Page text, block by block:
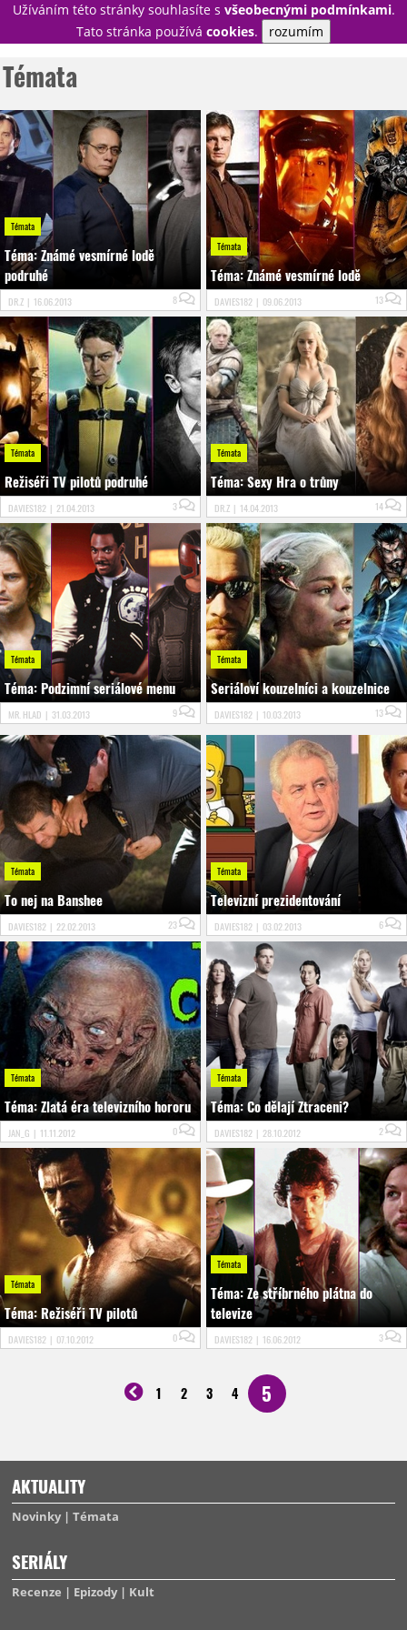
Užíváním této stránky souhlasíte s všeobecnými podmínkami.
Tato stránka používá cookies. rozumím
PŘIHLÁSIT
NOVINKY
TÉMATA
RECENZE
EPIZODY
KULT
TRAILERY
GALERIE
DISKUZE
STATISTIKY
TIRÁŽ
Témata
Témata
Téma: Známé vesmírné lodě
podruhé
DR.Z | 16.06.2013 8
Témata
Téma: Známé vesmírné lodě
DAVIES182 | 09.06.2013 13
Témata
Režiséři TV pilotů podruhé
DAVIES182 | 21.04.2013 3
Témata
Téma: Sexy Hra o trůny
DR.Z | 14.04.2013 14
Témata
Téma: Podzimní seriálové menu
MR. HLAD | 31.03.2013 9
Témata
Seriáloví kouzelníci a kouzelnice
DAVIES182 | 10.03.2013 13
Témata
To nej na Banshee
DAVIES182 | 22.02.2013 23
Témata
Televizní prezidentování
DAVIES182 | 03.02.2013 6
Témata
Téma: Zlatá éra televizního hororu
JAN_G | 11.11.2012 0
Témata
Téma: Co dělají Ztraceni?
DAVIES182 | 28.10.2012 2
Témata
Téma: Režiséři TV pilotů
DAVIES182 | 07.10.2012 0
Témata
Téma: Ze stříbrného plátna do
televize
DAVIES182 | 16.06.2012 3
1 2 3 4 5
AKTUALITY
Novinky Témata
SERIÁLY
Recenze Epizody Kult